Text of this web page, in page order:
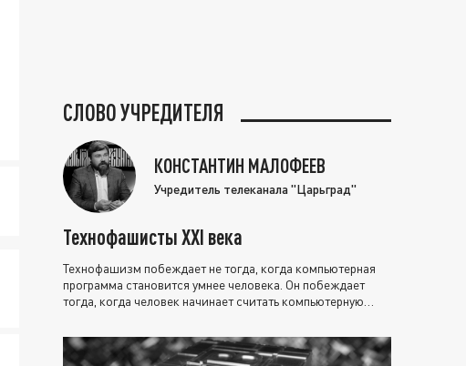
СЛОВО УЧРЕДИТЕЛЯ
КОНСТАНТИН МАЛОФЕЕВ
Учредитель телеканала "Царьград"
Технофашисты XXI века
Технофашизм побеждает не тогда, когда компьютерная
программа становится умнее человека. Он побеждает
тогда, когда человек начинает считать компьютерную